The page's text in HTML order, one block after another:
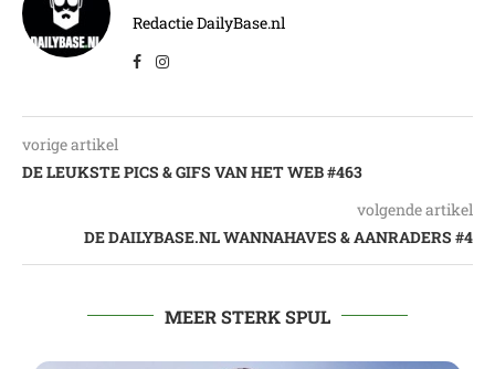
Redactie DailyBase.nl
vorige artikel
DE LEUKSTE PICS & GIFS VAN HET WEB #463
volgende artikel
DE DAILYBASE.NL WANNAHAVES & AANRADERS #4
MEER STERK SPUL